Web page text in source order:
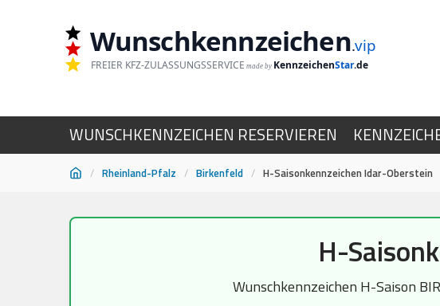
Wunschkennzeichen.vip
FREIER KFZ-ZULASSUNGSSERVICE made by KennzeichenStar.de
WUNSCHKENNZEICHEN RESERVIEREN
/ Rheinland-Pfalz / Birkenfeld / H-Saisonkennzeichen Idar-Oberstein
H-
Wunschkennzeichen H-Saison